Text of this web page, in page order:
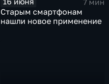
Старым смартфонам
нашли новое применение